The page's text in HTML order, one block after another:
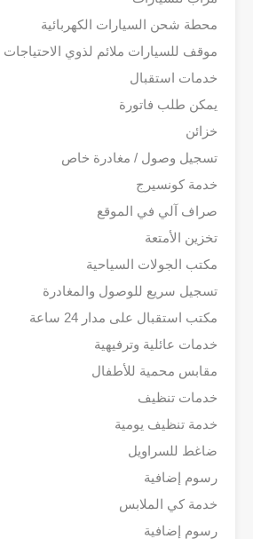
محطة شحن السيارات الكهربائية
موقف للسيارات ملائم لذوي
خدمات استقبال
يمكن طلب فاتورة
خزائن
تسجيل وصول / مغادرة خاص
خدمة كونسيرج
صراف آلي في الموقع
تخزين الأمتعة
مكتب الجولات السياحية
تسجيل سريع للوصول والمغادرة
مكتب استقبال على مدار 24 ساعة
خدمات عائلية وترفيهية
مقابس محمية للأطفال
خدمات تنظيف
خدمة تنظيف يومية
ضاغط للسراويل
رسوم إضافية
خدمة كي الملابس
رسوم إضافية